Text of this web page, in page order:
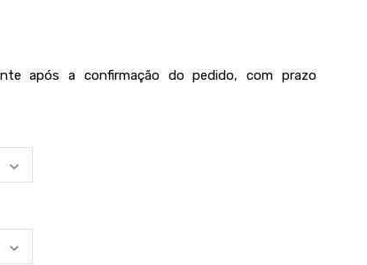
após a confirmação do pedido, com prazo